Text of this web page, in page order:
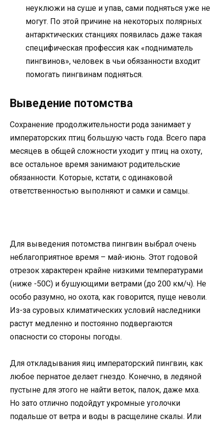
неуклюжи на суше и упав, сами подняться уже не
могут. По этой причине на некоторых полярных
антарктических станциях появилась даже такая
специфическая профессия как «подниматель
пингвинов», человек в чьи обязанности входит
помогать пингвинам подняться.
Выведение потомства
Сохранение продолжительности рода занимает у
императорских птиц большую часть года. Всего пара
месяцев в общей сложности уходит у птиц на охоту,
все остальное время занимают родительские
обязанности. Которые, кстати, с одинаковой
ответственностью выполняют и самки и самцы.
Для выведения потомства пингвин выбрал очень
неблагоприятное время – май-июнь. Этот годовой
отрезок характерен крайне низкими температурами
(ниже -50С) и бушующими ветрами (до 200 км/ч). Не
особо разумно, но охота, как говорится, пуще неволи.
Из-за суровых климатических условий наследники
растут медленно и постоянно подвергаются
опасности со стороны погоды.
Для откладывания яиц императорский пингвин, как
любое пернатое делает гнездо. Конечно, в ледяной
пустыне для этого не найти веток, палок, даже мха.
Но зато отлично подойдут укромные уголочки
подальше от ветра и воды в расщелине скалы. Или